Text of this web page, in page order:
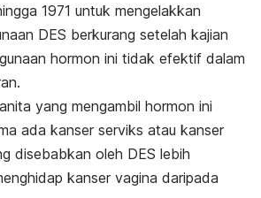
1971 untuk mengelakkan
DES berkurang setelah kajian
hormon ini tidak efektif dalam
yang mengambil hormon ini
ada kanser serviks atau kanser
disebabkan oleh DES lebih
kanser vagina daripada